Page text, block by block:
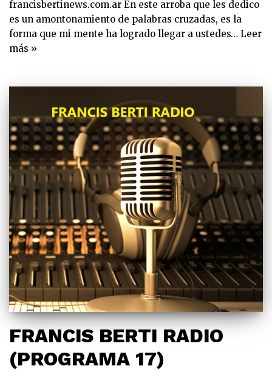
francisbertinews.com.ar En este arroba que les dedico
es un amontonamiento de palabras cruzadas, es la
forma que mi mente ha logrado llegar a ustedes… Leer
más »
FRANCIS BERTI RADIO
(PROGRAMA 17)